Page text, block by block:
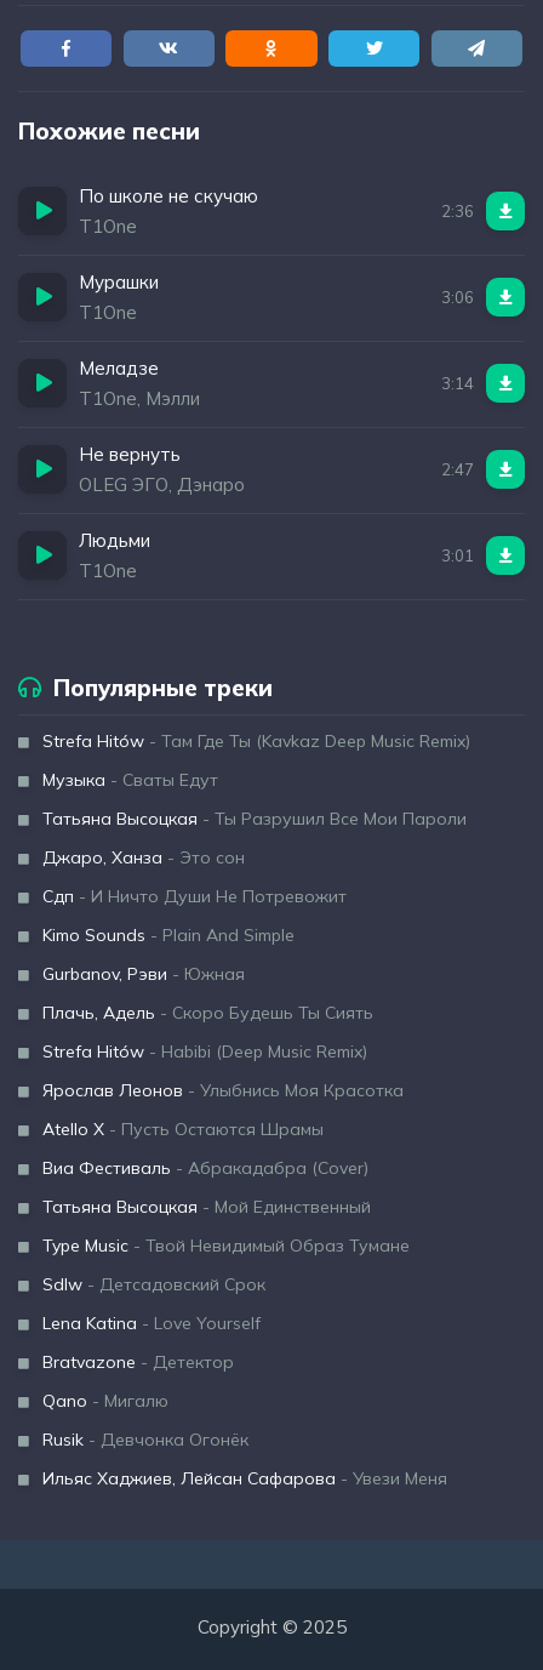
Похожие песни
По школе не скучаю
T1One
2:36
Мурашки
T1One
3:06
Меладзе
T1One, Мэлли
3:14
Не вернуть
OLEG ЭГО, Дэнаро
2:47
Людьми
T1One
3:01
Популярные треки
Strefa Hitów - Там Где Ты (Kavkaz Deep Music Remix)
Музыка - Сваты Едут
Татьяна Высоцкая - Ты Разрушил Все Мои Пароли
Джаро, Ханза - Это сон
Сдп - И Ничто Души Не Потревожит
Kimo Sounds - Plain And Simple
Gurbanov, Рэви - Южная
Плачь, Адель - Скоро Будешь Ты Сиять
Strefa Hitów - Habibi (Deep Music Remix)
Ярослав Леонов - Улыбнись Моя Красотка
Atello X - Пусть Остаются Шрамы
Виа Фестиваль - Абракадабра (Cover)
Татьяна Высоцкая - Мой Единственный
Type Music - Твой Невидимый Образ Тумане
Sdlw - Детсадовский Срок
Lena Katina - Love Yourself
Bratvazone - Детектор
Qano - Мигалю
Rusik - Девчонка Огонёк
Ильяс Хаджиев, Лейсан Сафарова - Увези Меня
Copyright © 2025